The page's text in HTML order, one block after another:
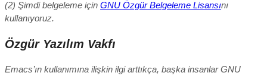
(2) Şimdi belgeleme için GNU Özgür Belgeleme Lisansını
kullanıyoruz.
Özgür Yazılım Vakfı
Emacs’ın kullanımına ilişkin ilgi arttıkça, başka insanlar GNU